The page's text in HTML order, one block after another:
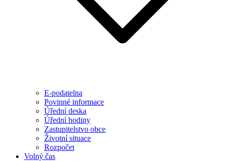
E-podatelna
Povinné informace
Úřední deska
Úřední hodiny
Zastupitelstvo obce
Životní situace
Rozpočet
Volný čas